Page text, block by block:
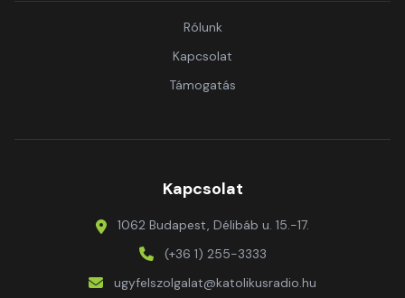
Rólunk
Kapcsolat
Támogatás
Kapcsolat
1062 Budapest, Délibáb u. 15.-17.
(+36 1) 255-3333
ugyfelszolgalat@katolikusradio.hu